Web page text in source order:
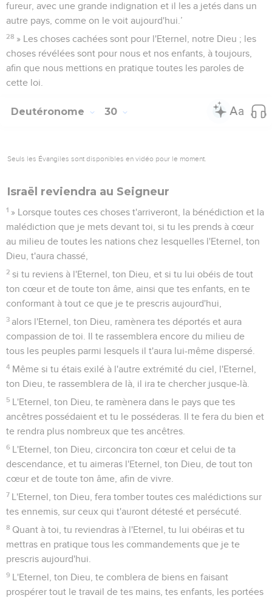
fureur, avec une grande indignation et il les a jetés dans un
autre pays, comme on le voit aujourd'hui.’
28 » Les choses cachées sont pour l'Eternel, notre Dieu ; les
choses révélées sont pour nous et nos enfants, à toujours,
afin que nous mettions en pratique toutes les paroles de
cette loi.
Deutéronome 30
Seuls les Évangiles sont disponibles en vidéo pour le moment.
Israël reviendra au Seigneur
1 » Lorsque toutes ces choses t'arriveront, la bénédiction et la
malédiction que je mets devant toi, si tu les prends à cœur
au milieu de toutes les nations chez lesquelles l'Eternel, ton
Dieu, t'aura chassé,
2 si tu reviens à l'Eternel, ton Dieu, et si tu lui obéis de tout
ton cœur et de toute ton âme, ainsi que tes enfants, en te
conformant à tout ce que je te prescris aujourd'hui,
3 alors l'Eternel, ton Dieu, ramènera tes déportés et aura
compassion de toi. Il te rassemblera encore du milieu de
tous les peuples parmi lesquels il t'aura lui-même dispersé.
4 Même si tu étais exilé à l'autre extrémité du ciel, l'Eternel,
ton Dieu, te rassemblera de là, il ira te chercher jusque-là.
5 L'Eternel, ton Dieu, te ramènera dans le pays que tes
ancêtres possédaient et tu le posséderas. Il te fera du bien et
te rendra plus nombreux que tes ancêtres.
6 L'Eternel, ton Dieu, circoncira ton cœur et celui de ta
descendance, et tu aimeras l'Eternel, ton Dieu, de tout ton
cœur et de toute ton âme, afin de vivre.
7 L'Eternel, ton Dieu, fera tomber toutes ces malédictions sur
tes ennemis, sur ceux qui t'auront détesté et persécuté.
8 Quant à toi, tu reviendras à l'Eternel, tu lui obéiras et tu
mettras en pratique tous les commandements que je te
prescris aujourd'hui.
9 L'Eternel, ton Dieu, te comblera de biens en faisant
prospérer tout le travail de tes mains, tes enfants, les portées